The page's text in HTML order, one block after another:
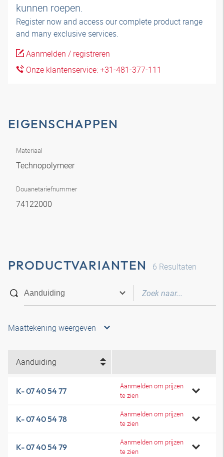
kunnen roepen.
Register now and access our complete product range
and many exclusive services.
Aanmelden / registreren
Onze klantenservice: +31-481-377-111
EIGENSCHAPPEN
Materiaal
Technopolymeer
Douanetariefnummer
74122000
PRODUCTVARIANTEN 6 Resultaten
Maattekening weergeven
Aanduiding
K- 07 40 54 77
Aanmelden om prijzen
te zien
K- 07 40 54 78
Aanmelden om prijzen
te zien
K- 07 40 54 79
Aanmelden om prijzen
te zien